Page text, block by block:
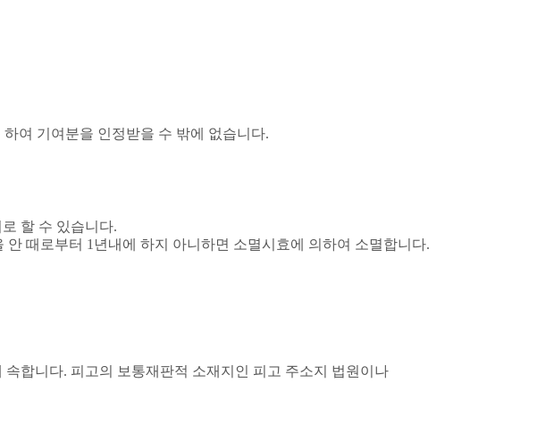
여 기여분을 인정받을 수 밖에 없습니다.
할 수 있습니다.
안 때로부터 1 년내에 하지 아니하면 소멸시효에 의하여 소멸합니다.
속합니다. 피고의 보통재판적 소재지인 피고 주소지 법원이나